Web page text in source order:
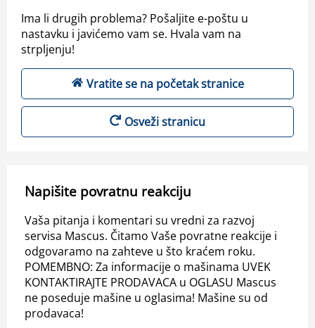
Ima li drugih problema? Pošaljite e-poštu u
nastavku i javićemo vam se. Hvala vam na
strpljenju!
Vratite se na početak stranice
Osveži stranicu
Napišite povratnu reakciju
Vaša pitanja i komentari su vredni za razvoj
servisa Mascus. Čitamo Vaše povratne reakcije i
odgovaramo na zahteve u što kraćem roku.
POMEMBNO: Za informacije o mašinama UVEK
KONTAKTIRAJTE PRODAVACA u OGLASU Mascus
ne poseduje mašine u oglasima! Mašine su od
prodavaca!